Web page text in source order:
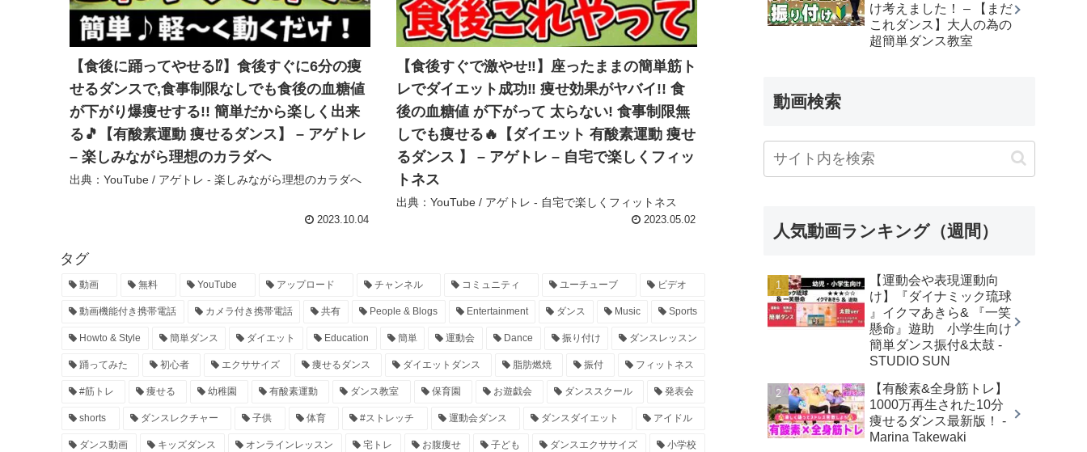
【食後に踊ってやせる⁉】食後すぐに6分の痩
せるダンスで,食事制限なしでも食後の血糖値
が下がり爆痩せする!! 簡単だから楽しく出来
る🎵【有酸素運動 痩せるダンス】 – アゲトレ
– 楽しみながら理想のカラダへ
出典：YouTube / アゲトレ - 楽しみながら理想のカラダへ
2023.10.04
【食後すぐで激やせ‼️】座ったままの簡単筋ト
レでダイエット成功‼ 痩せ効果がヤバイ!! 食
後の血糖値 が下がって 太らない! 食事制限無
しでも痩せる🔥【ダイエット 有酸素運動 痩せ
るダンス 】 – アゲトレ – 自宅で楽しくフィッ
トネス
出典：YouTube / アゲトレ - 自宅で楽しくフィットネス
2023.05.02
タグ
動画 無料 YouTube アップロード チャンネル コミュニティ ユーチューブ ビデオ
動画機能付き携帯電話 カメラ付き携帯電話 共有 People & Blogs Entertainment ダンス Music Sports
Howto & Style 簡単ダンス ダイエット Education 簡単 運動会 Dance 振り付け ダンスレッスン
踊ってみた 初心者 エクササイズ 痩せるダンス ダイエットダンス 脂肪燃焼 振付 フィットネス
#筋トレ 痩せる 幼稚園 有酸素運動 ダンス教室 保育園 お遊戯会 ダンススクール 発表会
shorts ダンスレクチャー 子供 体育 #ストレッチ 運動会ダンス ダンスダイエット アイドル
ダンス動画 キッズダンス オンラインレッスン 宅トレ お腹痩せ 子ども ダンスエクササイズ 小学校
け考えました！ – 【まだ
これダンス】大人の為の
超簡単ダンス教室
動画検索
人気動画ランキング（週間）
【運動会や表現運動向
け】『ダイナミック琉球
』イクマあきら& 『一笑
懸命』遊助 小学生向け
簡単ダンス振付&太鼓 -
STUDIO SUN
【有酸素&全身筋トレ】
1000万再生された10分
痩せるダンス最新版！ -
Marina Takewaki